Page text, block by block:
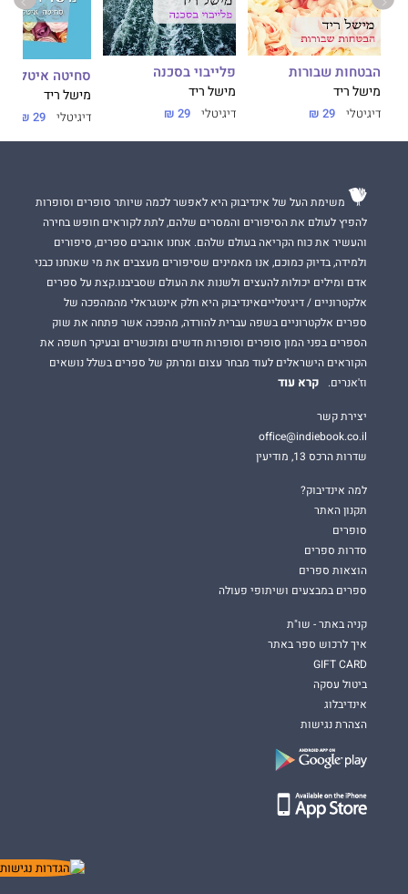
הבטחות שבורות
מישל ריד
דיגיטלי 29 ₪
פלייבוי בסכנה
מישל ריד
דיגיטלי 29 ₪
סחיטה
מישל ריד
דיגיטלי 29 ₪
משימת העל של אינדיבוק היא לאפשר לכמה שיותר סופרים וסופרות
להפיץ לעולם את הסיפורים והמסרים שלהם, לתת לקוראים חופש בחירה
והעשיר את כוח הקריאה בעולם שלהם. אנחנו אוהבים ספרים, סיפורים
ולמידה, בדיוק כמוכם, אנו מאמינים שסיפורים מעצבים את מי שאנחנו כבני
אדם ומילים יכולות להעצים ולשנות את העולם שסביבנו.קצת על ספרים
אלקטרוניים / דיגיטלייםאינדיבוק היא חלק אינטגראלי מהמהפכה של
ספרים אלקטרוניים בשפה עברית להורדה, מהפכה אשר פתחה את שוק
הספרים בפני המון סופרים וסופרות חדשים ומוכשרים ובעיקר חשפה את
הקוראים הישראלים לעוד מבחר עצום ומרתק של ספרים בשלל נושאים
וז'אנרים.
קרא עוד
יצירת קשר
office@indiebook.co.il
שדרות הרכס 13, מודיעין
למה אינדיבוק?
תקנון האתר
סופרים
סדרות ספרים
הוצאות ספרים
ספרים במבצעים ושיתופי פעולה
קניה באתר - שו"ת
איך לרכוש ספר באתר
GIFT CARD
ביטול עסקה
אינדיבלוג
הצהרת נגישות